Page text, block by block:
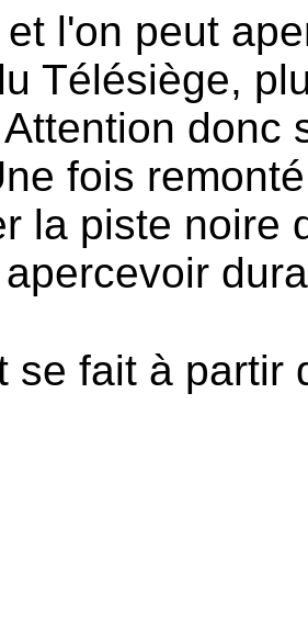
et l'on peut
Télésiège,
donc
fois
la piste noire
se fait à partir